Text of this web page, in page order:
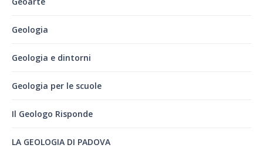
Geologia
Geologia e dintorni
Geologia per le scuole
Il Geologo Risponde
LA GEOLOGIA DI PADOVA